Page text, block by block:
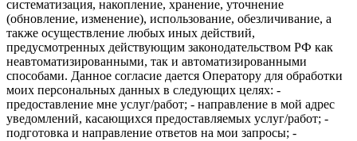
систематизация, накопление, хранение, уточнение
(обновление, изменение), использование, обезличивание, а
также осуществление любых иных действий,
предусмотренных действующим законодательством РФ как
неавтоматизированными, так и автоматизированными
способами. Данное согласие дается Оператору для обработки
моих персональных данных в следующих целях: -
предоставление мне услуг/работ; - направление в мой адрес
уведомлений, касающихся предоставляемых услуг/работ; -
подготовка и направление ответов на мои запросы; -